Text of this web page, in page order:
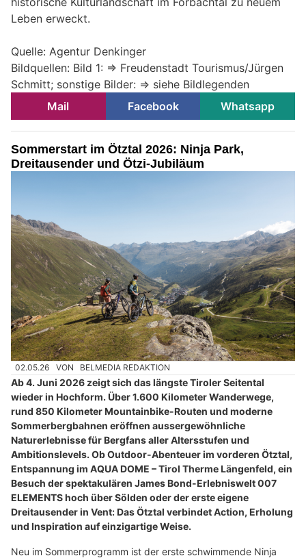
Leben erweckt.
Quelle: Agentur Denkinger
Bildquellen: Bild 1: => Freudenstadt Tourismus/Jürgen
Schmitt; sonstige Bilder: => siehe Bildlegenden
Mail
Facebook Whatsapp
Sommerstart im Ötztal 2026: Ninja Park,
Dreitausender und Ötzi-Jubiläum
02.05.26 VON BELMEDIA REDAKTION
Ab 4. Juni 2026 zeigt sich das längste Tiroler Seitental
wieder in Hochform. Über 1.600 Kilometer Wanderwege,
rund 850 Kilometer Mountainbike-Routen und moderne
Sommerbergbahnen eröffnen aussergewöhnliche
Naturerlebnisse für Bergfans aller Altersstufen und
Ambitionslevels. Ob Outdoor-Abenteuer im vorderen Ötztal,
Entspannung im AQUA DOME – Tirol Therme Längenfeld, ein
Besuch der spektakulären James Bond-Erlebniswelt 007
ELEMENTS hoch über Sölden oder der erste eigene
Dreitausender in Vent: Das Ötztal verbindet Action, Erholung
und Inspiration auf einzigartige Weise.
Neu im Sommerprogramm ist der erste schwimmende Ninja